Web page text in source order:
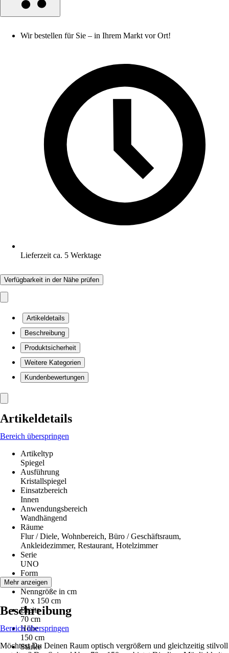
Wir bestellen für Sie – in Ihrem Markt vor Ort!
Lieferzeit ca. 5 Werktage
Verfügbarkeit in der Nähe prüfen
Artikeldetails
Beschreibung
Produktsicherheit
Weitere Kategorien
Kundenbewertungen
Artikeldetails
Bereich überspringen
Artikeltyp
Spiegel
Ausführung
Kristallspiegel
Einsatzbereich
Innen
Anwendungsbereich
Wandhängend
Räume
Flur / Diele, Wohnbereich, Büro / Geschäftsraum,
Ankleidezimmer, Restaurant, Hotelzimmer
Serie
UNO
Form
Eckig
Nenngröße in cm
70 x 150 cm
Breite
70 cm
Höhe
150 cm
Stärke
Mehr anzeigen
Beschreibung
Bereich überspringen
Möchtest Du Deinen Raum optisch vergrößern und gleichzeitig stilvoll